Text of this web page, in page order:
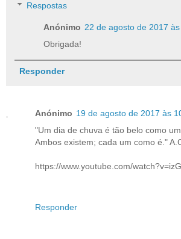
Respostas
Anónimo 22 de agosto de 2017
Obrigada!
Responder
Anónimo 19 de agosto de 2017 às
"Um dia de chuva é tão belo como
Ambos existem; cada um como é."
https://www.youtube.com/
Responder